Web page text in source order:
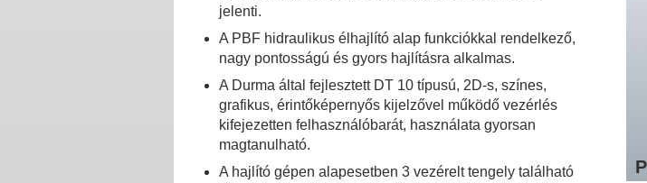
jelenti.
A PBF hidraulikus élhajlító alap funkciókkal rendelkező,
nagy pontosságú és gyors hajlításra alkalmas.
A Durma által fejlesztett DT 10 típusú, 2D-s, színes,
grafikus, érintőképernyős kijelzővel működő vezérlés
kifejezetten felhasználóbarát, használata gyorsan
magtanulható.
A hajlító gépen alapesetben 3 vezérelt tengely található